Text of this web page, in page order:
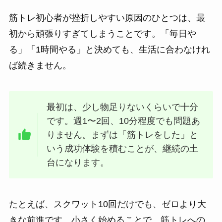
筋トレ初心者が挫折しやすい原因のひとつは、最
初から頑張りすぎてしまうことです。「毎日や
る」「1時間やる」と決めても、生活に合わなけれ
ば続きません。
最初は、少し物足りないくらいで十分
です。週1〜2回、10分程度でも問題あ
りません。まずは「筋トレをした」と
いう成功体験を積むことが、継続の土
台になります。
たとえば、スクワット10回だけでも、ゼロより大
きな前進です。小さく始めることで、筋トレへの